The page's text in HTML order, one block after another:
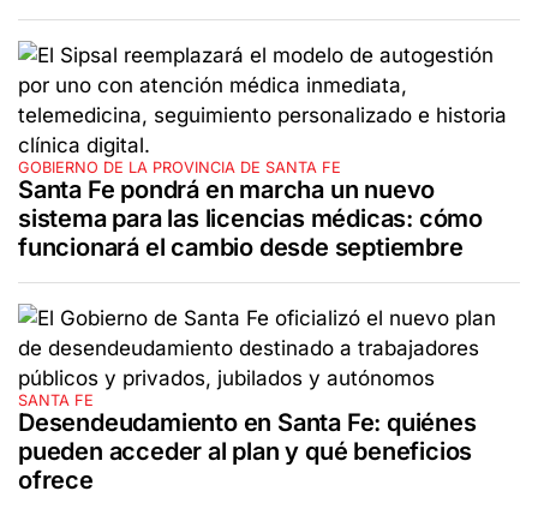
GOBIERNO DE LA PROVINCIA DE SANTA FE
Santa Fe pondrá en marcha un nuevo
sistema para las licencias médicas: cómo
funcionará el cambio desde septiembre
SANTA FE
Desendeudamiento en Santa Fe: quiénes
pueden acceder al plan y qué beneficios
ofrece